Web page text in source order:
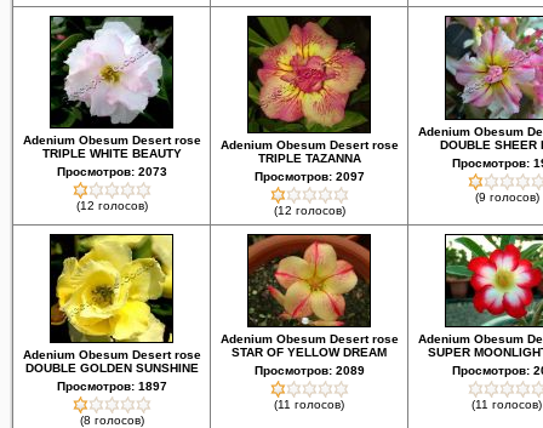
Adenium Obesum Desert rose
TRIPLE WHITE BEAUTY
Просмотров: 2073
(12 голосов)
Adenium Obesum Desert rose
TRIPLE TAZANNA
Просмотров: 2097
(12 голосов)
Adenium Obesum
DOUBLE SHEER
Просмотров:
(9 голосов)
Adenium Obesum Desert rose
DOUBLE GOLDEN SUNSHINE
Просмотров: 1897
(8 голосов)
Adenium Obesum Desert rose
STAR OF YELLOW DREAM
Просмотров: 2089
(11 голосов)
Adenium Obesum
SUPER
Просмотров:
(11 голосов)